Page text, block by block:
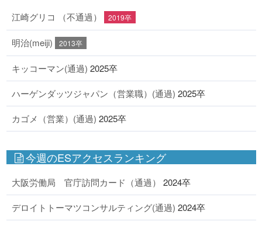
江崎グリコ （不通過） 2019卒
明治(meiji) 2013卒
キッコーマン(通過) 2025卒
ハーゲンダッツジャパン（営業職）(通過) 2025卒
カゴメ（営業）(通過) 2025卒
今週のESアクセスランキング
大阪労働局 官庁訪問カード（通過） 2024卒
デロイトトーマツコンサルティング(通過) 2024卒